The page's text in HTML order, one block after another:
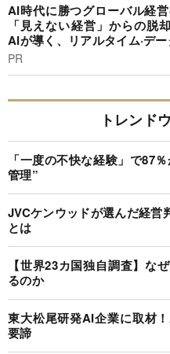
AI時代に勝つグローバル経
「見えない経営」からの脱
AIが導く、リアルタイム·デ
PR
トレンド
「一度の不快な経験」で87
管理”
JVCケンウッドが選んだ経営
とは
【世界23カ国独自調査】な
るのか
東大松尾研発AI企業に取材
要諦